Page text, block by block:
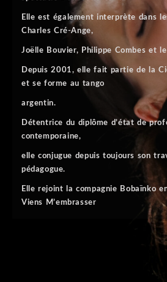
Elle est également interprète dans
Charles Cré-Ange,
Joëlle Bouvier, Philippe Combes et
Depuis 2001, elle fait partie de la
et se forme au tango
argentin.
Détentrice du diplôme d’état de
contemporaine,
elle conjugue depuis toujours son
pédagogue.
Elle rejoint la compagnie Bobaïnko
Viens M’embrasser